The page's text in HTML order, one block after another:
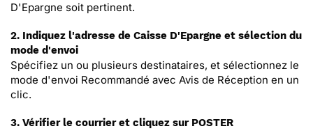
D'Epargne soit pertinent.
2. Indiquez l'adresse de Caisse D'Epargne et sélection du
mode d'envoi
Spécifiez un ou plusieurs destinataires, et sélectionnez le
mode d'envoi Recommandé avec Avis de Réception en un
clic.
3. Vérifier le courrier et cliquez sur POSTER